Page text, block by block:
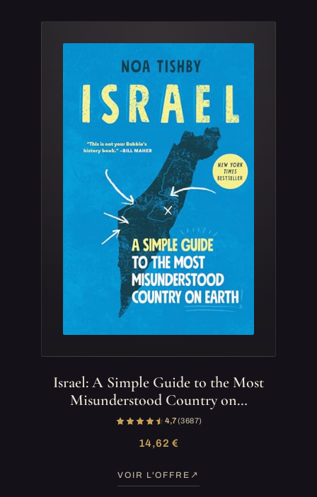
Israel: A Simple Guide to the Most
Misunderstood Country on…
4,7(3 687)
14,62 €
VOIR L'OFFRE